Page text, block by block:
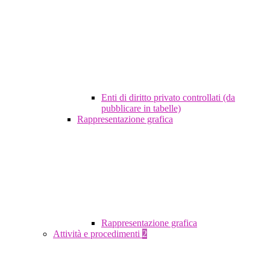
Enti di diritto privato controllati (da
pubblicare in tabelle)
Rappresentazione grafica
Rappresentazione grafica
Attività e procedimenti 2